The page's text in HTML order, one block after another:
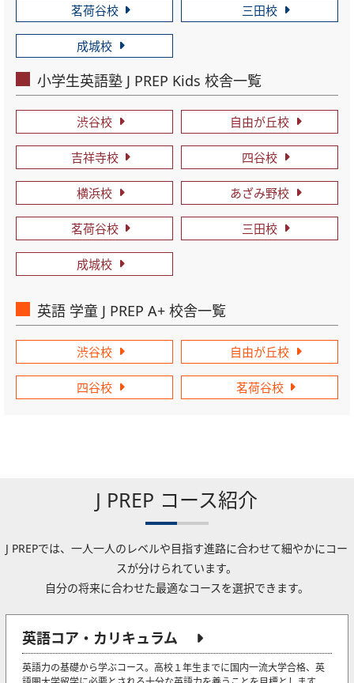
茗荷谷校 三田校
成城校
小学生英語塾 J PREP Kids 校舎一覧
渋谷校 自由が丘校
吉祥寺校 四谷校
横浜校 あざみ野校
茗荷谷校 三田校
成城校
英語 学童 J PREP A+ 校舎一覧
渋谷校 自由が丘校
四谷校 茗荷谷校
J PREP コース紹介
J PREPでは、一人一人のレベルや目指す進路に合わせて細やかにコー
スが分けられています。
自分の将来に合わせた最適なコースを選択できます。
英語コア・カリキュラム
英語力の基礎から学ぶコース。高校１年生までに国内一流大学合格、英